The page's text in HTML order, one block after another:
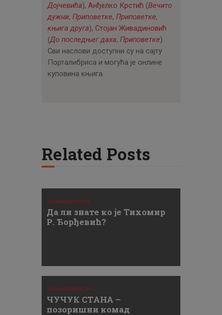
Дојчевића), Анђелко Крстић (Вечито
дужни, Приповетке, Приповетке,
књига друга), Стојан Живадиновић
(До последњег даха, Приповетке).
Сви наслови доступни су на сајту
Порталибриса и могућа је онлине
куповина књига.
Related Posts
Занимљивости
Да ли знате ко је Тихомир
Р. Ђорђевић?
Занимљивости
ЧУЧУК СТАНА –
позоришни комад